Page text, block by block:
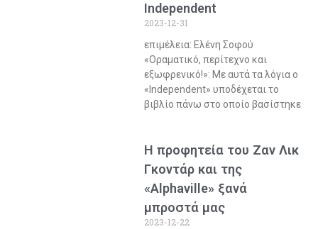
Independent
2023-12-31
επιμέλεια: Ελένη Σοφού
«Οραματικό, περίτεχνο και
εξωφρενικό!»: Με αυτά τα λόγια ο
«Independent» υποδέχεται το
βιβλίο πάνω στο οποίο βασίστηκε
Η προφητεία του Ζαν Λικ
Γκοντάρ και της
«Alphaville» ξανά
μπροστά μας
2023-12-22